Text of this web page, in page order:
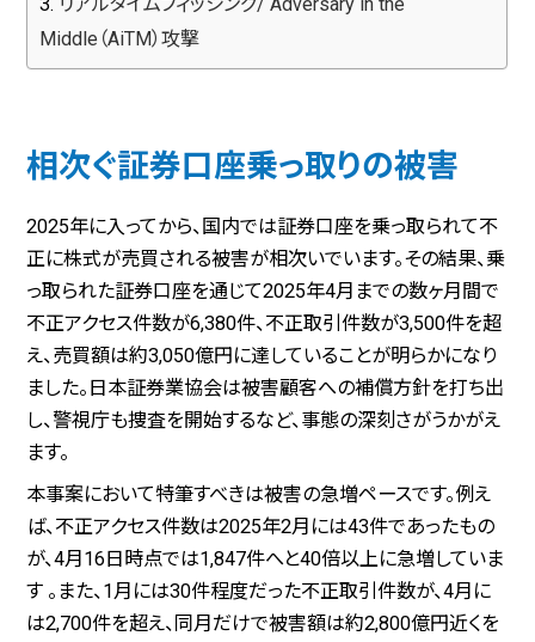
Middle（AiTM）攻撃
相次ぐ証券口座乗っ取りの被害
2025年に入ってから、国内では証券口座を乗っ取られて不
正に株式が売買される被害が相次いでいます。その結果、乗
っ取られた証券口座を通じて2025年4月までの数ヶ月間で
不正アクセス件数が6,380件、不正取引件数が3,500件を超
え、売買額は約3,050億円に達していることが明らかになり
ました。日本証券業協会は被害顧客への補償方針を打ち出
し、警視庁も捜査を開始するなど、事態の深刻さがうかがえ
ます。
本事案において特筆すべきは被害の急増ペースです。例え
ば、不正アクセス件数は2025年2月には43件であったもの
が、4月16日時点では1,847件へと40倍以上に急増していま
す 。また、1月には30件程度だった不正取引件数が、4月に
は2,700件を超え、同月だけで被害額は約2,800億円近くを